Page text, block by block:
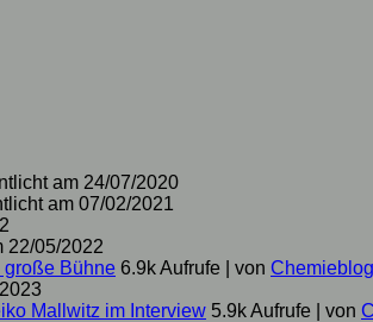
am 24/07/2020
am 07/02/2021
22/05/2022
große Bühne 6.9k Aufrufe von
Mallwitz im Interview 5.9k Aufrufe von